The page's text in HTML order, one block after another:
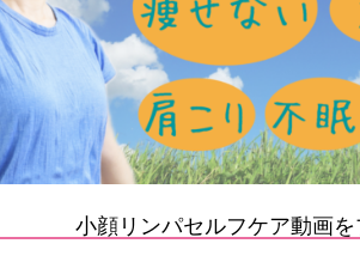
小顔リンパセルフケア動画を